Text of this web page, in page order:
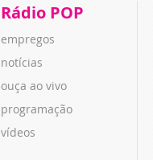
Rádio POP
empregos
notícias
ouça ao vivo
programação
vídeos